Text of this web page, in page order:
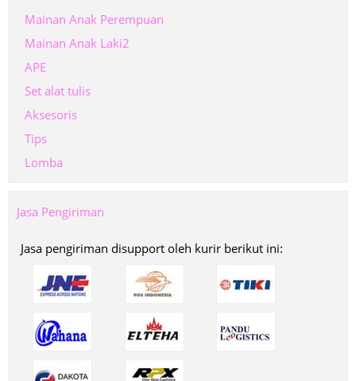
Mainan Anak Perempuan
Mainan Anak Laki2
APE
Set alat tulis
Aksesoris
Tips
Lomba
Jasa Pengiriman
Jasa pengiriman disupport oleh kurir berikut ini: